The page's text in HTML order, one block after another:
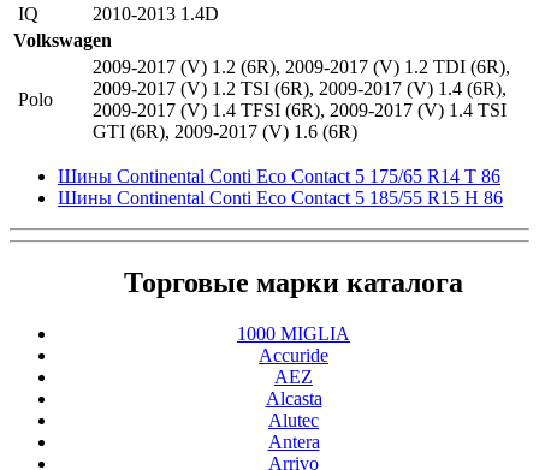
IQ
2010-2013 1.4D
Volkswagen
Polo
2009-2017 (V) 1.2 (6R), 2009-2017 (V) 1.2 TDI (6R),
2009-2017 (V) 1.2 TSI (6R), 2009-2017 (V) 1.4 (6R),
2009-2017 (V) 1.4 TFSI (6R), 2009-2017 (V) 1.4 TSI
GTI (6R), 2009-2017 (V) 1.6 (6R)
Шины Continental Conti Eco Contact 5 175/65 R14 T 86
Шины Continental Conti Eco Contact 5 185/55 R15 H 86
Торговые марки каталога
1000 MIGLIA
Accuride
AEZ
Alcasta
Alutec
Antera
Arrivo